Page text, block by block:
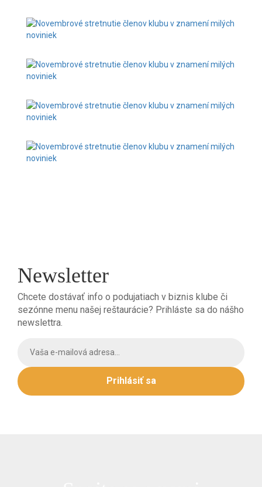
Newsletter
Chcete dostávať info o podujatiach v biznis klube či
sezónne menu našej reštaurácie? Prihláste sa do nášho
newslettra.
Prihlásiť sa